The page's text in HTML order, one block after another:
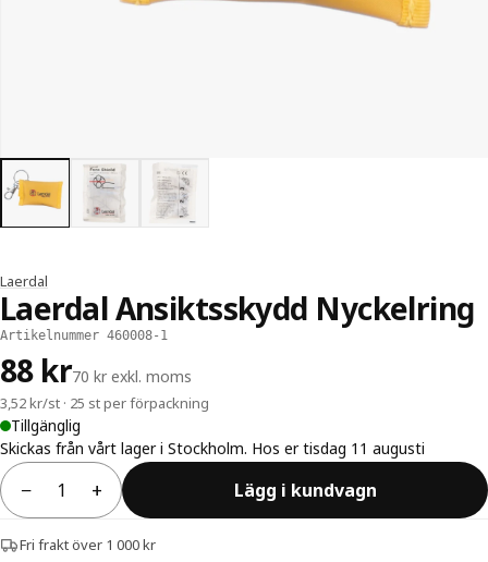
Laerdal
Laerdal Ansiktsskydd Nyckelring
Artikelnummer 460008-1
88 kr70 kr exkl. moms
3,52 kr/st · 25 st per förpackning
Tillgänglig
Skickas från vårt lager i Stockholm. Hos er tisdag 11 augusti
− + Lägg i kundvagn
Fri frakt över 1 000 kr